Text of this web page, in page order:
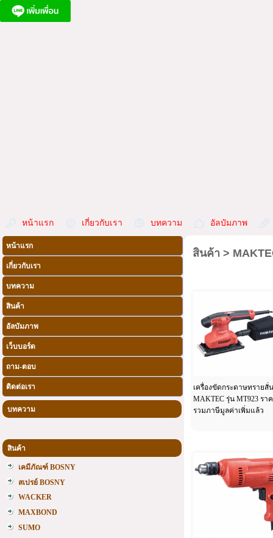
หน้าแรก เกี่ยวกับเรา บทความ อัลบัมภาพ
หน้าแรก
เกี่ยวกับเรา
บทความ
สินค้า
อัลบัมภาพ
เว็บบอร์ด
ถาม-ตอบ
ติดต่อเรา
บทความ
สินค้า
เคมีภัณฑ์ BOSNY
สเปรย์ BOSNY
WACKER
MAXBOND
SUMO
สินค้า >
เครื่องขัดกระดาษทรายสั่น
MAKTEC รุ่น MT923 รา
รวมภาษีมูลค่าเพิ่มแล้ว